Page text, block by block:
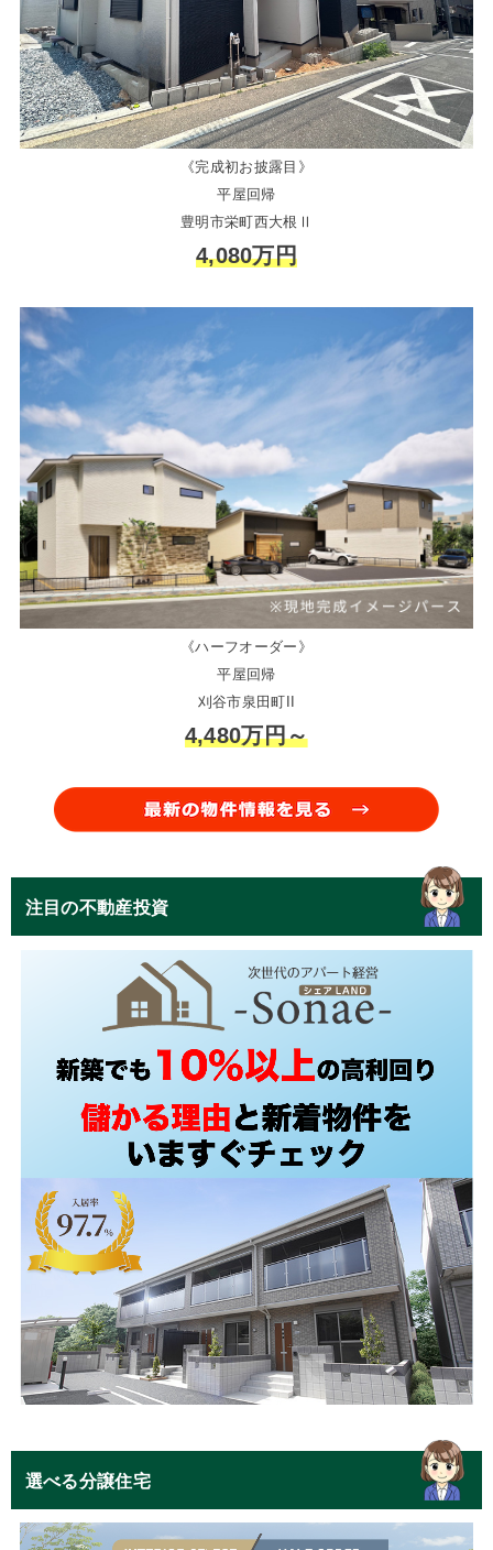
《完成初お披露目》
平屋回帰
豊明市栄町西大根Ⅱ
4,080万円
《ハーフオーダー》
平屋回帰
刈谷市泉田町II
4,480万円～
注目の不動産投資
選べる分譲住宅